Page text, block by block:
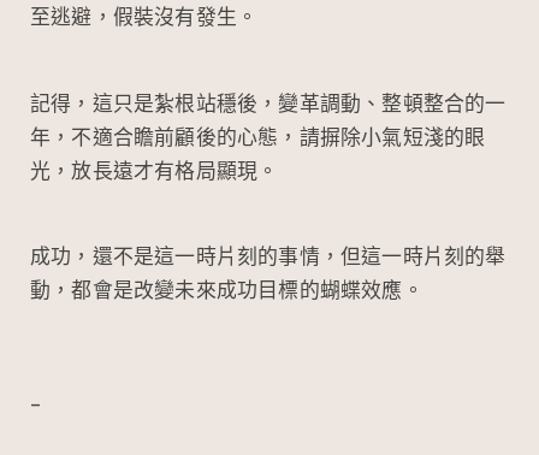
至逃避，假裝沒有發生。
記得，這只是紮根站穩後，變革調動、整頓整合的一
年，不適合瞻前顧後的心態，請摒除小氣短淺的眼
光，放長遠才有格局顯現。
成功，還不是這一時片刻的事情，但這一時片刻的舉
動，都會是改變未來成功目標的蝴蝶效應。
–